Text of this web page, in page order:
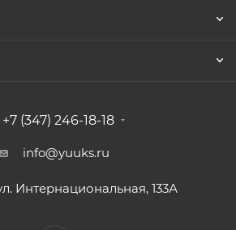
+7 (347) 246-18-18
info@yuuks.ru
Интернациональная, 133А